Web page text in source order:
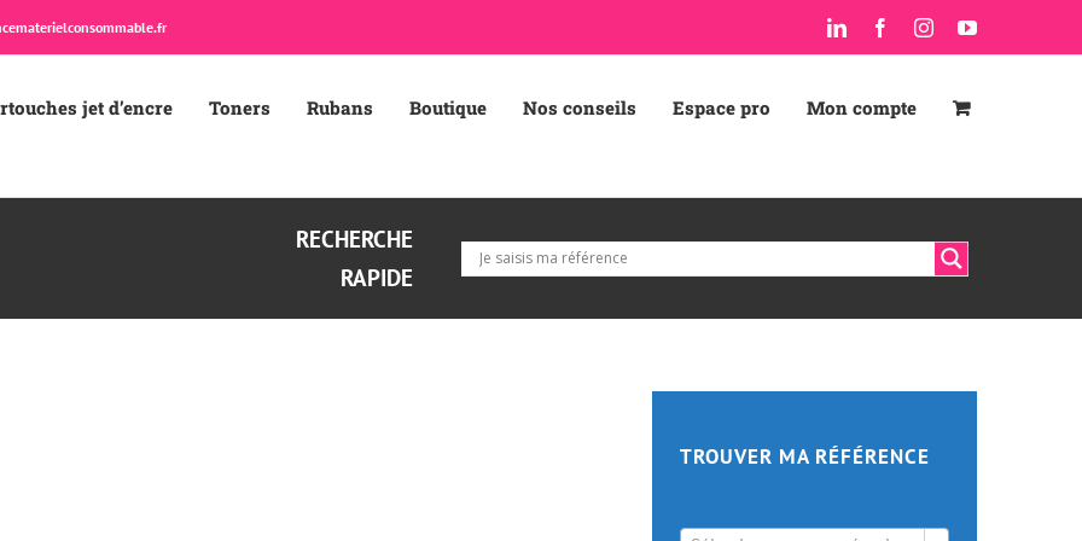
LinkedInFacebookInstagramYouTube
jet d’encre Toners Rubans Boutique Nos conseils Espace pro Mon compte
RECHERCHE
RAPIDE
TROUVER MA RÉFÉRENCE